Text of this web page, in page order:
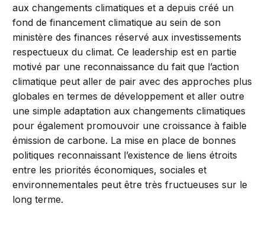
aux changements climatiques et a depuis créé un
fond de financement climatique au sein de son
ministère des finances réservé aux investissements
respectueux du climat. Ce leadership est en partie
motivé par une reconnaissance du fait que l’action
climatique peut aller de pair avec des approches plus
globales en termes de développement et aller outre
une simple adaptation aux changements climatiques
pour également promouvoir une croissance à faible
émission de carbone. La mise en place de bonnes
politiques reconnaissant l’existence de liens étroits
entre les priorités économiques, sociales et
environnementales peut être très fructueuses sur le
long terme.